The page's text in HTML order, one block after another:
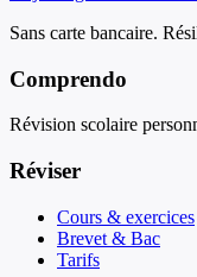
Sans carte bancaire.
Comprendo
Révision scolaire
Réviser
Cours & exercices
Brevet & Bac
Tarifs